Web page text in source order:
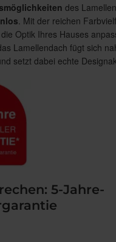
des
. Mit der reichen
Optik Ihres Hauses
Lamellendach fügt sich
setzt dabei echte
5-Jahre-